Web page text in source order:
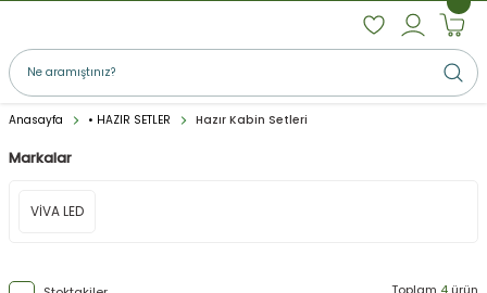
Anasayfa • HAZIR SETLER Hazır Kabin Setleri
Markalar
VİVA LED